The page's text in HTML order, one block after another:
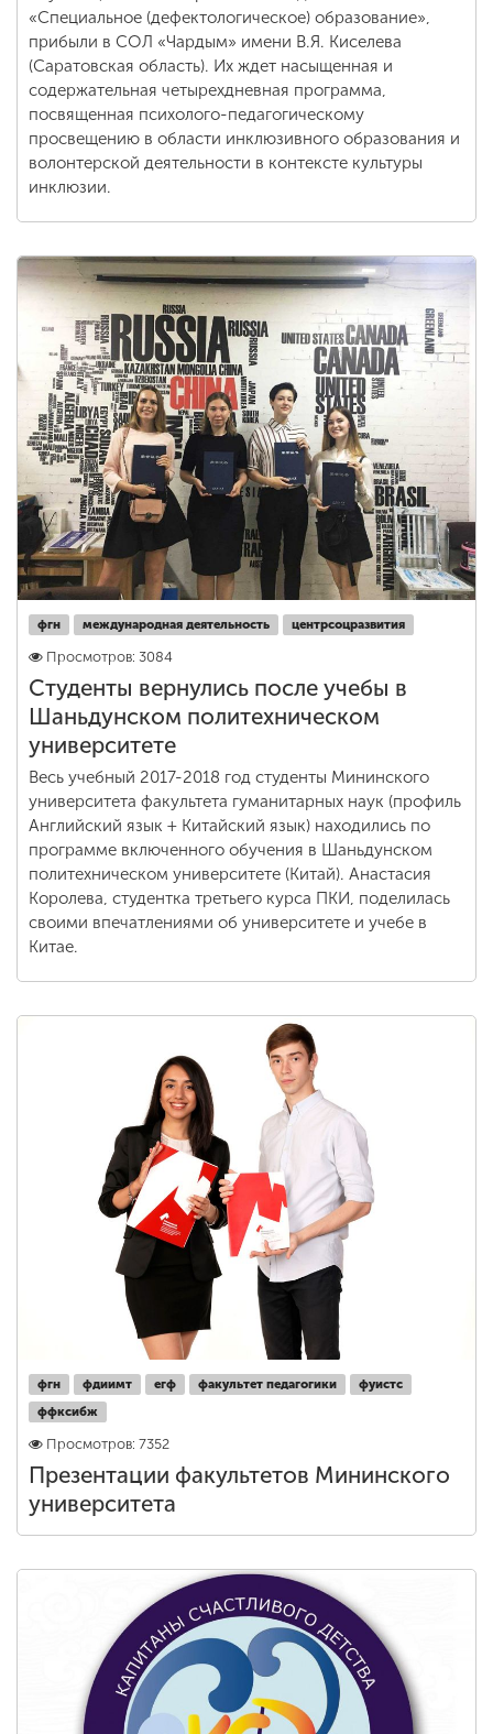
«Специальное (дефектологическое) образование»,
прибыли в СОЛ «Чардым» имени В.Я. Киселева
(Саратовская область). Их ждет насыщенная и
содержательная четырехдневная программа,
посвященная психолого-педагогическому
просвещению в области инклюзивного образования и
волонтерской деятельности в контексте культуры
инклюзии.
фгн международная деятельность центрсоцразвития
Просмотров: 3084
Студенты вернулись после учебы в
Шаньдунском политехническом
университете
Весь учебный 2017-2018 год студенты Мининского
университета факультета гуманитарных наук (профиль
Английский язык + Китайский язык) находились по
программе включенного обучения в Шаньдунском
политехническом университете (Китай). Анастасия
Королева, студентка третьего курса ПКИ, поделилась
своими впечатлениями об университете и учебе в
Китае.
фгн фдиимт егф факультет педагогики
фуистс
ффксибж
Просмотров: 7352
Презентации факультетов Мининского
университета